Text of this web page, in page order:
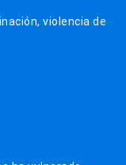
violencia de